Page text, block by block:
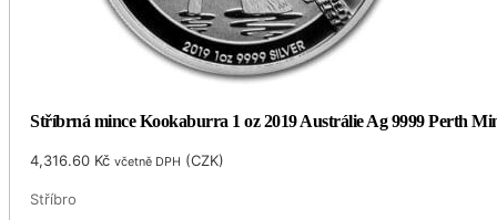
Stříbrná mince Kookaburra 1 oz 2019 Austrálie Ag 9999 Perth
4,316.60 Kč včetně DPH (CZK)
Stříbro